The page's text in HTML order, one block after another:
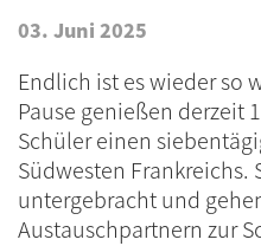
03. Juni 2025
Endlich ist es wieder so
Pause genießen derzeit
Schüler einen
Südwesten Frankreichs.
untergebracht und
Austauschpartnern zur